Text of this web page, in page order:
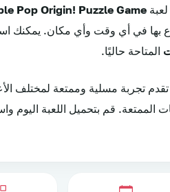
Pop Origin! Puzzle Game
بها في أي وقت وأي مكان. يمكنك
المتاحة حاليًا.
تقدم تجربة مسلية وممتعة لمختلف
الممتعة. قم بتحميل اللعبة اليوم